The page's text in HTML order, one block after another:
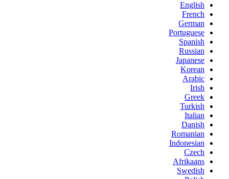
English
French
German
Portuguese
Spanish
Russian
Japanese
Korean
Arabic
Irish
Greek
Turkish
Italian
Danish
Romanian
Indonesian
Czech
Afrikaans
Swedish